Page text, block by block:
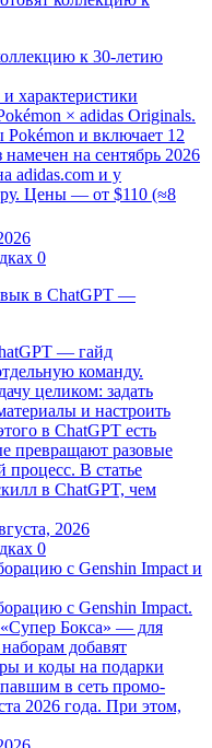
к 30-летию
характеристики
× adidas Originals.
и включает 12
на сентябрь 2026
adidas.com и у
Цены — от $110 (≈8
0
— гайд
команду.
целиком: задать
и настроить
в ChatGPT есть
превращают разовые
В статье
в ChatGPT, чем
2026
0
с Genshin Impact и
с Genshin Impact.
Бокса» — для
добавят
и коды на подарки
в сеть промо-
2026 года. При этом,